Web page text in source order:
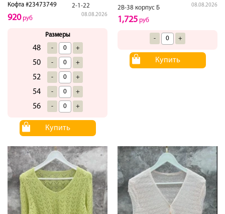
Кофта #23473749 2-1-22
08.08.2026
920руб
Размеры
48 - +
50 - +
52 - +
54 - +
56 - +
Купить
2В-38 корпус Б
08.08.2026
1,725 руб
- +
Купить